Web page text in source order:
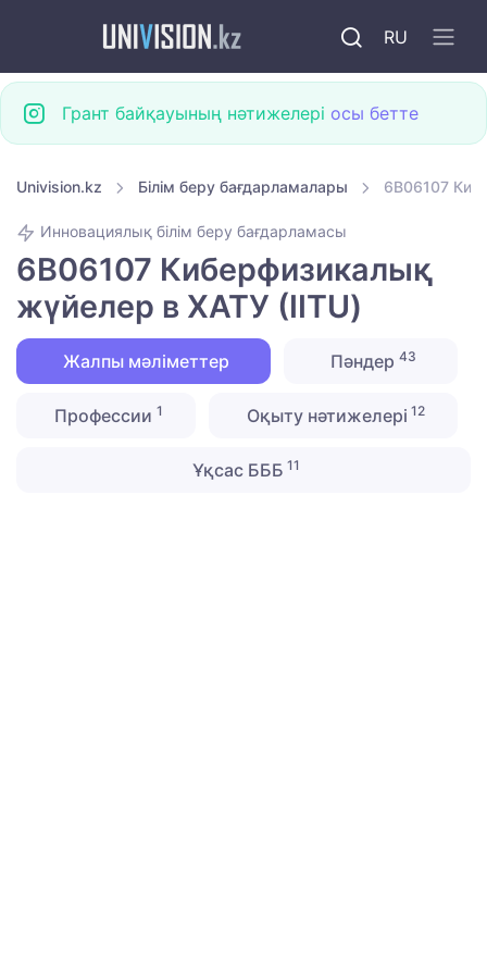
RU
Грант байқауының нәтижелері осы бетте
Univision.kz Білім беру бағдарламалары 6B06107
Инновациялық білім беру бағдарламасы
6B06107 Киберфизикалық
жүйелер в ХАТУ (IITU)
Жалпы мәліметтер Пәндер 43
Профессии 1 Оқыту нәтижелері 12
Ұқсас БББ 11